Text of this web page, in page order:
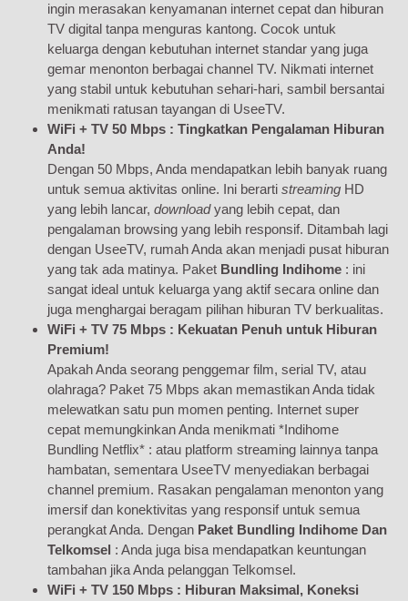
ingin merasakan kenyamanan internet cepat dan hiburan
TV digital tanpa menguras kantong. Cocok untuk
keluarga dengan kebutuhan internet standar yang juga
gemar menonton berbagai channel TV. Nikmati internet
yang stabil untuk kebutuhan sehari-hari, sambil bersantai
menikmati ratusan tayangan di UseeTV.
WiFi + TV 50 Mbps : Tingkatkan Pengalaman Hiburan
Anda!
Dengan 50 Mbps, Anda mendapatkan lebih banyak ruang
untuk semua aktivitas online. Ini berarti streaming HD
yang lebih lancar, downloadyang lebih cepat, dan
pengalaman browsing yang lebih responsif. Ditambah lagi
dengan UseeTV, rumah Anda akan menjadi pusat hiburan
yang tak ada matinya. Paket Bundling Indihome : ini
sangat ideal untuk keluarga yang aktif secara online dan
juga menghargai beragam pilihan hiburan TV berkualitas.
WiFi + TV 75 Mbps : Kekuatan Penuh untuk Hiburan
Premium!
Apakah Anda seorang penggemar film, serial TV, atau
olahraga? Paket 75 Mbps akan memastikan Anda tidak
melewatkan satu pun momen penting. Internet super
cepat memungkinkan Anda menikmati *Indihome
Bundling Netflix* : atau platform streaming lainnya tanpa
hambatan, sementara UseeTV menyediakan berbagai
channel premium. Rasakan pengalaman menonton yang
imersif dan konektivitas yang responsif untuk semua
perangkat Anda. Dengan Paket Bundling Indihome Dan
Telkomsel : Anda juga bisa mendapatkan keuntungan
tambahan jika Anda pelanggan Telkomsel.
WiFi + TV 150 Mbps : Hiburan Maksimal, Koneksi